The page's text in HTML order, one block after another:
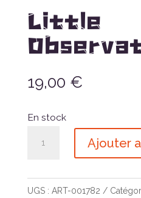
Little
19,00 €
En stock
Observation
Ajouter
UGS : ART-001782